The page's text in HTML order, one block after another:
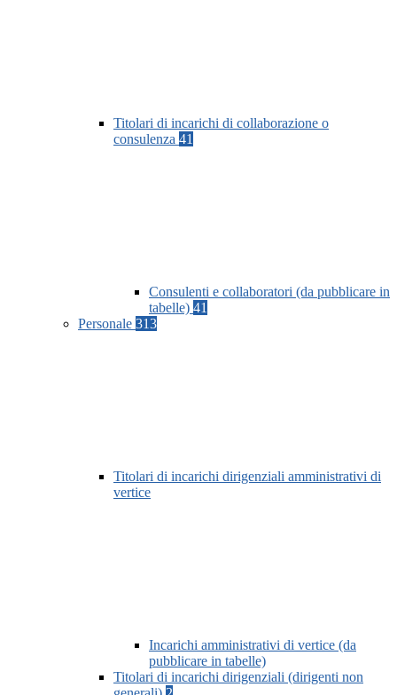
Titolari di incarichi di collaborazione o
consulenza 41
Consulenti e collaboratori (da pubblicare in
tabelle) 41
Personale 313
Titolari di incarichi dirigenziali amministrativi di
vertice
Incarichi amministrativi di vertice (da
pubblicare in tabelle)
Titolari di incarichi dirigenziali (dirigenti non